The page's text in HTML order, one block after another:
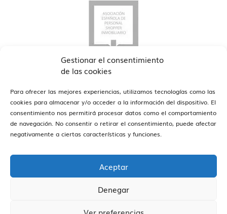
Gestionar el consentimiento
de las cookies
Para ofrecer las mejores experiencias, utilizamos tecnologías como las
cookies para almacenar y/o acceder a la información del dispositivo. El
consentimiento nos permitirá procesar datos como el comportamiento
de navegación. No consentir o retirar el consentimiento, puede afectar
negativamente a ciertas características y funciones.
Aceptar
Denegar
Ver preferencias
Estamos en Barcelona y Reus ver oficinas
Aviso legal
Política de Privacidad